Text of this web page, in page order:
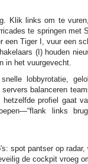
Klik links om te
te springen
een Tiger I, vuur een
(I) houden
in het vuurgevecht.
lobbyrotatie,
balanceren
profiel gaat
links
spot pantser op
de cockpit vroeg